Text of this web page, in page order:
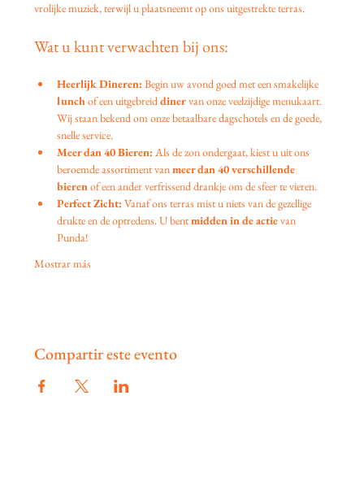
vrolijke muziek, terwijl u plaatsneemt op ons uitgestrekte terras.
Wat u kunt verwachten bij ons:
Heerlijk Dineren: Begin uw avond goed met een smakelijke
lunch of een uitgebreid diner van onze veelzijdige menukaart.
Wij staan bekend om onze betaalbare dagschotels en de goede,
snelle service.
Meer dan 40 Bieren: Als de zon ondergaat, kiest u uit ons
beroemde assortiment van meer dan 40 verschillende
bieren of een ander verfrissend drankje om de sfeer te vieren.
Perfect Zicht: Vanaf ons terras mist u niets van de gezellige
drukte en de optredens. U bent midden in de actie van
Punda!
Mostrar más
Compartir este evento